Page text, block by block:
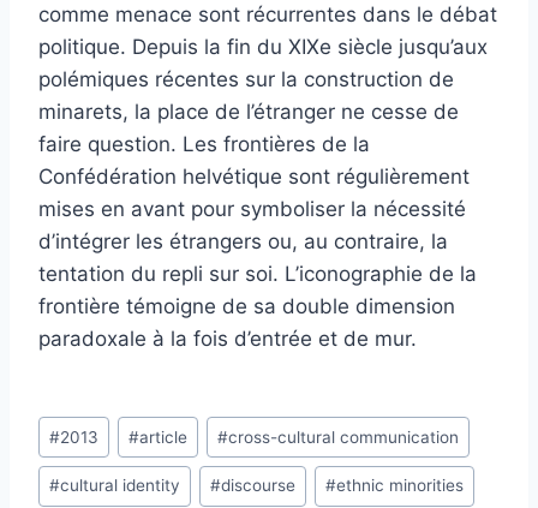
comme menace sont récurrentes dans le débat
politique. Depuis la fin du XIXe siècle jusqu’aux
polémiques récentes sur la construction de
minarets, la place de l’étranger ne cesse de
faire question. Les frontières de la
Confédération helvétique sont régulièrement
mises en avant pour symboliser la nécessité
d’intégrer les étrangers ou, au contraire, la
tentation du repli sur soi. L’iconographie de la
frontière témoigne de sa double dimension
paradoxale à la fois d’entrée et de mur.
Post
Tags:
#2013 #article #cross-cultural communication
#cultural identity #discourse #ethnic minorities